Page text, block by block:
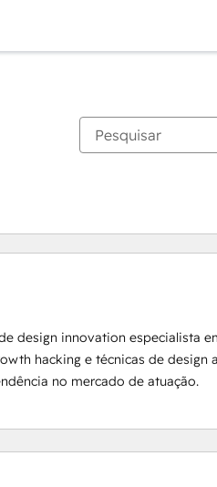
design innovation especialista
hacking e técnicas de
no mercado de atuação.